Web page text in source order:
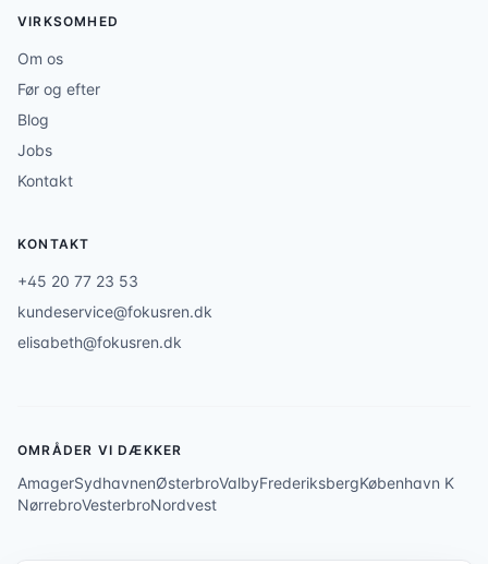
VIRKSOMHED
Om os
Før og efter
Blog
Jobs
Kontakt
KONTAKT
+45 20 77 23 53
kundeservice@fokusren.dk
elisabeth@fokusren.dk
OMRÅDER VI DÆKKER
AmagerSydhavnenØsterbroValbyFrederiksbergKøbenhavn K
NørrebroVesterbroNordvest